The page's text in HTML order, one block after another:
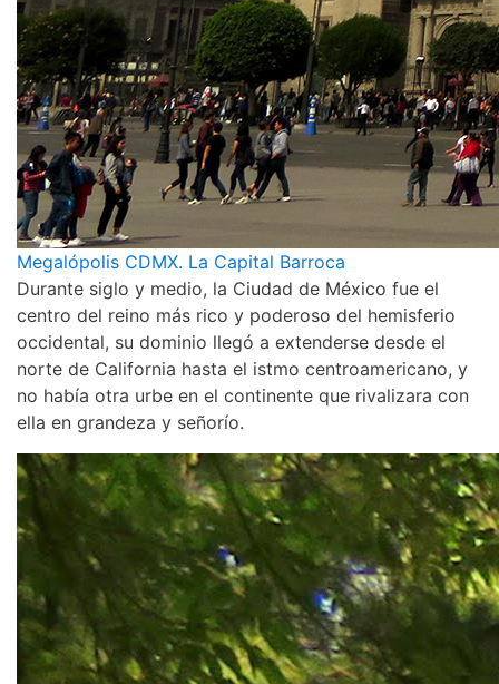
Megalópolis CDMX. La Capital Barroca
Durante siglo y medio, la Ciudad de México fue el
centro del reino más rico y poderoso del hemisferio
occidental, su dominio llegó a extenderse desde el
norte de California hasta el istmo centroamericano, y
no había otra urbe en el continente que rivalizara con
ella en grandeza y señorío.